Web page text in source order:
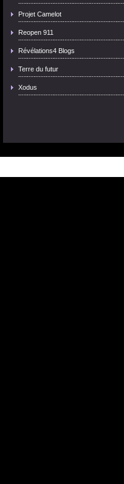
Projet Camelot
Reopen 911
Révélations4 Blogs
Terre du futur
Xodus